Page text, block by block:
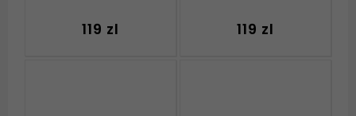
119 zl 119 zl